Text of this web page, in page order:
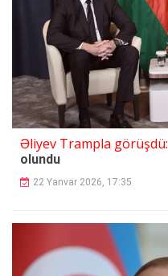
Əliyev Trampla görüşdü:
olundu
22 Yanvar 2026, 17:35